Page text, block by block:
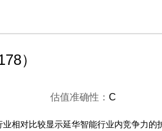
）
估值准确性： C
业相对比较显示延华智能行业内竞争力